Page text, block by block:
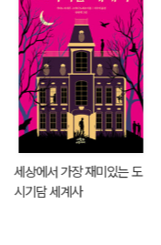
세상에서 가장 재미있는 도
시기담 세계사